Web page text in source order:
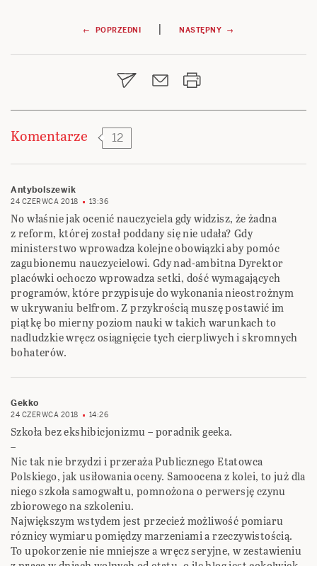
Nawigacja
wpisu
← POPRZEDNI | NASTĘPNY →
Komentarze 12
Antybolszewik
24 CZERWCA 2018 13:36
No właśnie jak ocenić nauczyciela gdy widzisz, że żadna
z reform, której został poddany się nie udała? Gdy
ministerstwo wprowadza kolejne obowiązki aby pomóc
zagubionemu nauczycielowi. Gdy nad-ambitna Dyrektor
placówki ochoczo wprowadza setki, dość wymagających
programów, które przypisuje do wykonania nieostrożnym
w ukrywaniu belfrom. Z przykrością muszę postawić im
piątkę bo mierny poziom nauki w takich warunkach to
nadludzkie wręcz osiągnięcie tych cierpliwych i skromnych
bohaterów.
Gekko
24 CZERWCA 2018 14:26
Szkoła bez ekshibicjonizmu – poradnik geeka.
–
Nic tak nie brzydzi i przeraża Publicznego Etatowca
Polskiego, jak usiłowania oceny. Samoocena z kolei, to już dla
niego szkoła samogwałtu, pomnożona o perwersję czynu
zbiorowego na szkoleniu.
Największym wstydem jest przecież możliwość pomiaru
róznicy wymiaru pomiędzy marzeniami a rzeczywistością.
To upokorzenie nie mniejsze a wręcz seryjne, w zestawieniu